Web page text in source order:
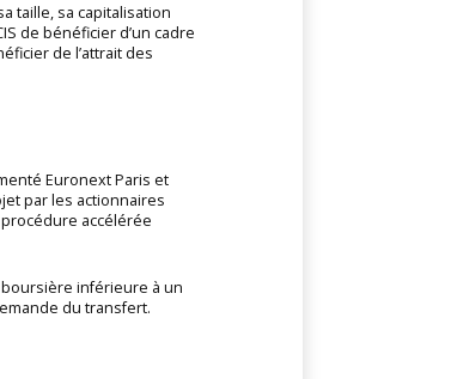
taille, sa capitalisation
de bénéficier d’un cadre
de l’attrait des
Euronext Paris et
par les actionnaires
procédure accélérée
inférieure à un
du transfert.